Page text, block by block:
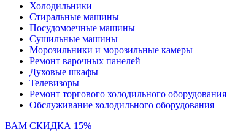
Холодильники
Стиральные машины
Посудомоечные машины
Сушильные машины
Морозильники и морозильные камеры
Ремонт варочных панелей
Духовые шкафы
Телевизоры
Ремонт торгового холодильного оборудования
Обслуживание холодильного оборудования
ВАМ СКИДКА 15%